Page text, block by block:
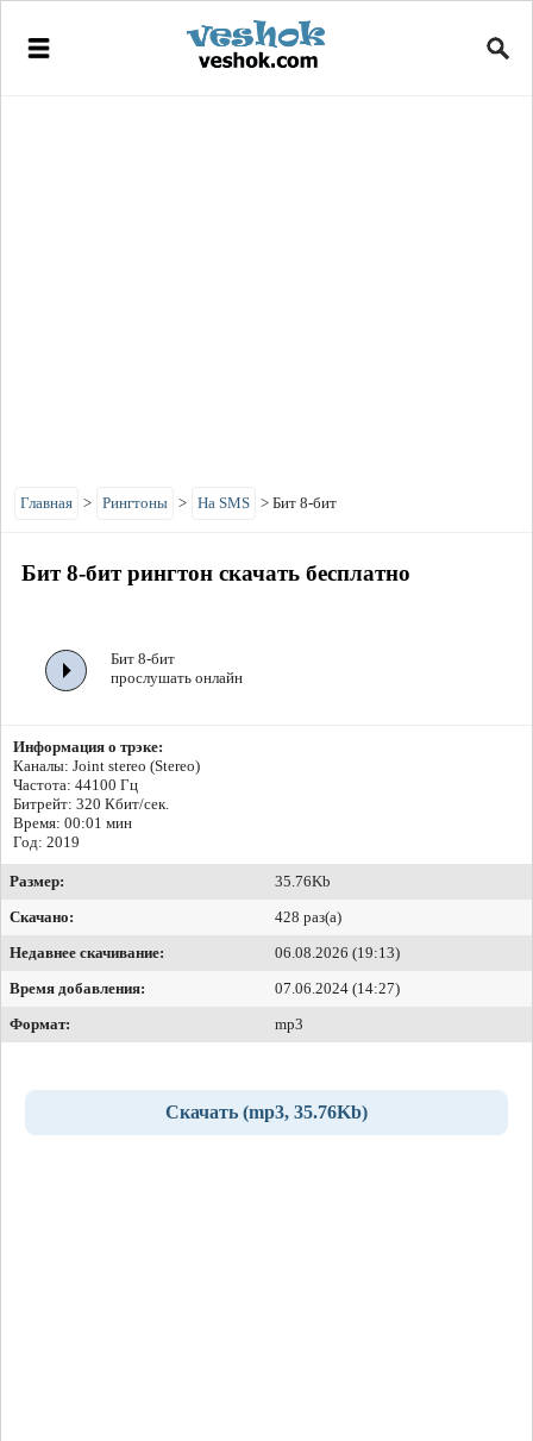
Главная > Рингтоны > На SMS > Бит 8-бит
Бит 8-бит рингтон скачать бесплатно
Бит 8-бит
прослушать онлайн
Информация о трэке:
Каналы: Joint stereo (Stereo)
Частота: 44100 Гц
Битрейт: 320 Кбит/сек.
Время: 00:01 мин
Год: 2019
Размер:
35.76Kb
Скачано:
428 раз(а)
Недавнее скачивание:
06.08.2026 (19:13)
Время добавления:
07.06.2024 (14:27)
Формат:
mp3
Скачать (mp3, 35.76Kb)